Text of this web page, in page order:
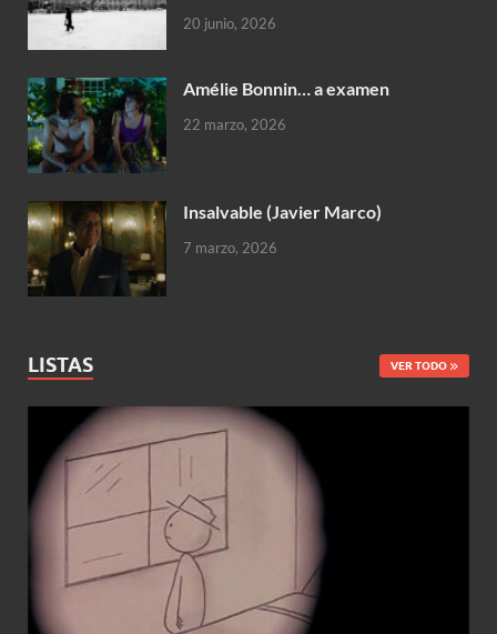
20 junio, 2026
Amélie Bonnin… a examen
22 marzo, 2026
Insalvable (Javier Marco)
7 marzo, 2026
LISTAS VER TODO